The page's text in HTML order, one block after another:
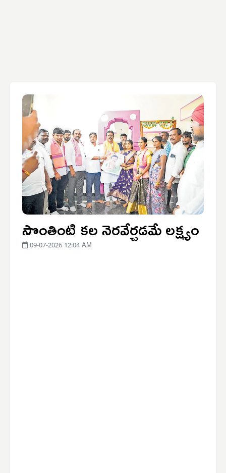
సొంతింటి కల నెరవేర్చడమే లక్ష్యం
09-07-2026 12:04 AM